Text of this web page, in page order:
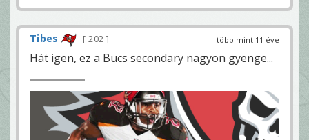
több mint 11 éve
Tibes 202
Hát igen, ez a Bucs secondary nagyon gyenge...